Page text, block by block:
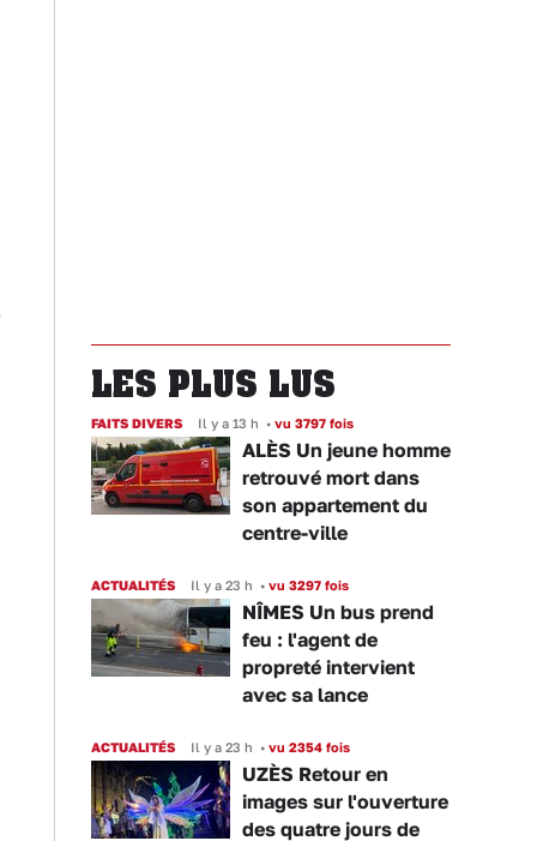
LES PLUS LUS
FAITS DIVERS Il y a 13 h • vu 3797 fois
ALÈS Un jeune homme
retrouvé mort dans
son appartement du
centre-ville
ACTUALITÉS Il y a 23 h • vu 3297 fois
NÎMES Un bus prend
feu : l'agent de
propreté intervient
avec sa lance
ACTUALITÉS Il y a 23 h • vu 2354 fois
UZÈS Retour en
images sur l'ouverture
des quatre jours de